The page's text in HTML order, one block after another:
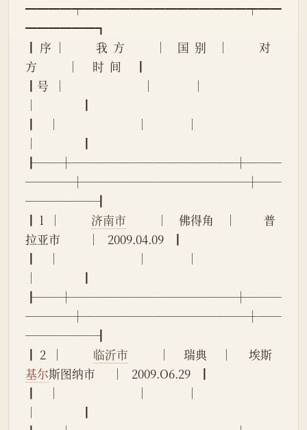
━━━━┯━━━━━━━━━━━━━━┯━━
━━━━━━┓
┃ 序 │           我  方           │    国  别    │           对
方           │     时  间     ┃
┃号  │                            │              │
│                ┃
┃    │                            │              │
│                ┃
┠──┼──────────────┼───
────┼──────────────┼──
──────┨
┃ l  │ 济南市
           │    佛得角    │          普
拉亚市          │   2009.04.09   ┃
┃    │                            │              │
│                ┃
┠──┼──────────────┼───
────┼──────────────┼──
──────┨
┃ 2  │ 临沂市
           │     瑞典     │      埃斯
基尔斯图纳市      │   2009.O6.29   ┃
┃    │                            │              │
│                ┃